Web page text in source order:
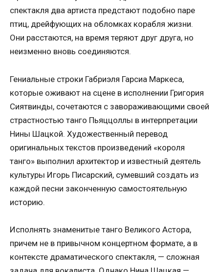
спектакля два артиста предстают подобно паре
птиц, дрейфующих на обломках корабля жизни.
Они расстаются, на время теряют друг друга, но
неизменно вновь соединяются.
Гениальные строки Габриэля Гарсиа Маркеса,
которые оживают на сцене в исполнении Григория
Сиятвинды, сочетаются с завораживающими своей
страстностью танго Пьяццоллы в интерпретации
Нины Шацкой. Художественный перевод
оригинальных текстов произведений «короля
танго» выполнил архитектор и известный деятель
культуры Игорь Писарский, сумевший создать из
каждой песни законченную самостоятельную
историю.
Исполнять знаменитые танго Великого Астора,
причем не в привычном концертном формате, а в
контексте драматического спектакля, — сложная